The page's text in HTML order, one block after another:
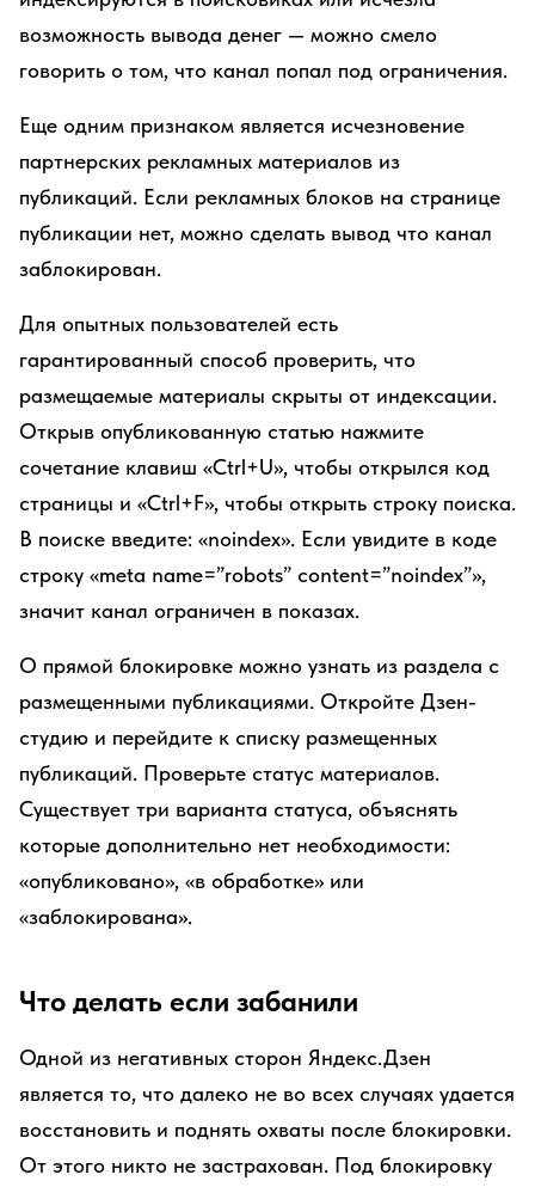
возможность вывода денег — можно смело
говорить о том, что канал попал под ограничения.
Еще одним признаком является исчезновение
партнерских рекламных материалов из
публикаций. Если рекламных блоков на странице
публикации нет, можно сделать вывод что канал
заблокирован.
Для опытных пользователей есть
гарантированный способ проверить, что
размещаемые материалы скрыты от индексации.
Открыв опубликованную статью нажмите
сочетание клавиш «Ctrl+U», чтобы открылся код
страницы и «Ctrl+F», чтобы открыть строку поиска.
В поиске введите: «noindex». Если увидите в коде
строку «meta name=”robots” content=”noindex”»,
значит канал ограничен в показах.
О прямой блокировке можно узнать из раздела с
размещенными публикациями. Откройте Дзен-
студию и перейдите к списку размещенных
публикаций. Проверьте статус материалов.
Существует три варианта статуса, объяснять
которые дополнительно нет необходимости:
«опубликовано», «в обработке» или
«заблокирована».
Что делать если забанили
Одной из негативных сторон Яндекс.Дзен
является то, что далеко не во всех случаях удается
восстановить и поднять охваты после блокировки.
От этого никто не застрахован. Под блокировку